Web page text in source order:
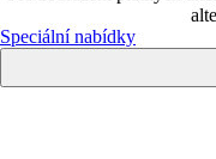
Speciální nabídky